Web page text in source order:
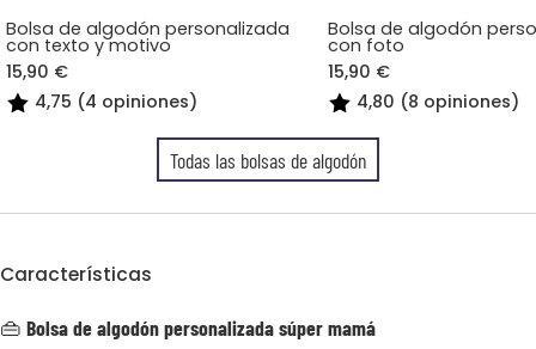
Bolsa de algodón personalizada
con texto y motivo
15,90 €
4,75 (4 opiniones)
Bolsa de algodón
con foto
15,90 €
4,80 (8 opiniones)
Todas las bolsas de algodón
Características
👜 Bolsa de algodón personalizada súper mamá